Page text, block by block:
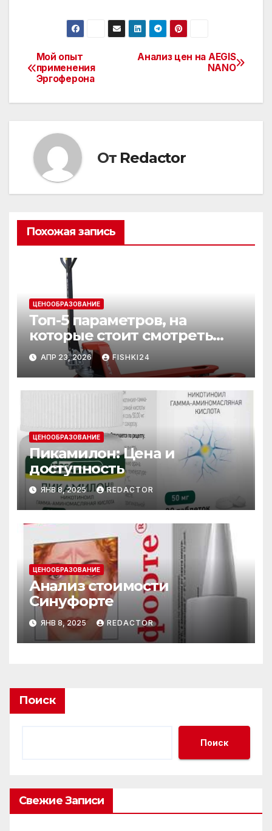
Навигация
по
Анализ цен на AEGIS
NANO
Мой опыт
применения
Эргоферона
От Redactor
Похожая запись
ЦЕНООБРАЗОВАНИЕ
Топ-5 параметров, на
которые стоит смотреть
при выборе рохли
АПР 23, 2026 FISHKI24
ЦЕНООБРАЗОВАНИЕ
Пикамилон: Цена и
доступность
ЯНВ 8, 2025 REDACTOR
ЦЕНООБРАЗОВАНИЕ
Анализ стоимости
Синуфорте
ЯНВ 8, 2025 REDACTOR
Поиск
Поиск
Свежие Записи